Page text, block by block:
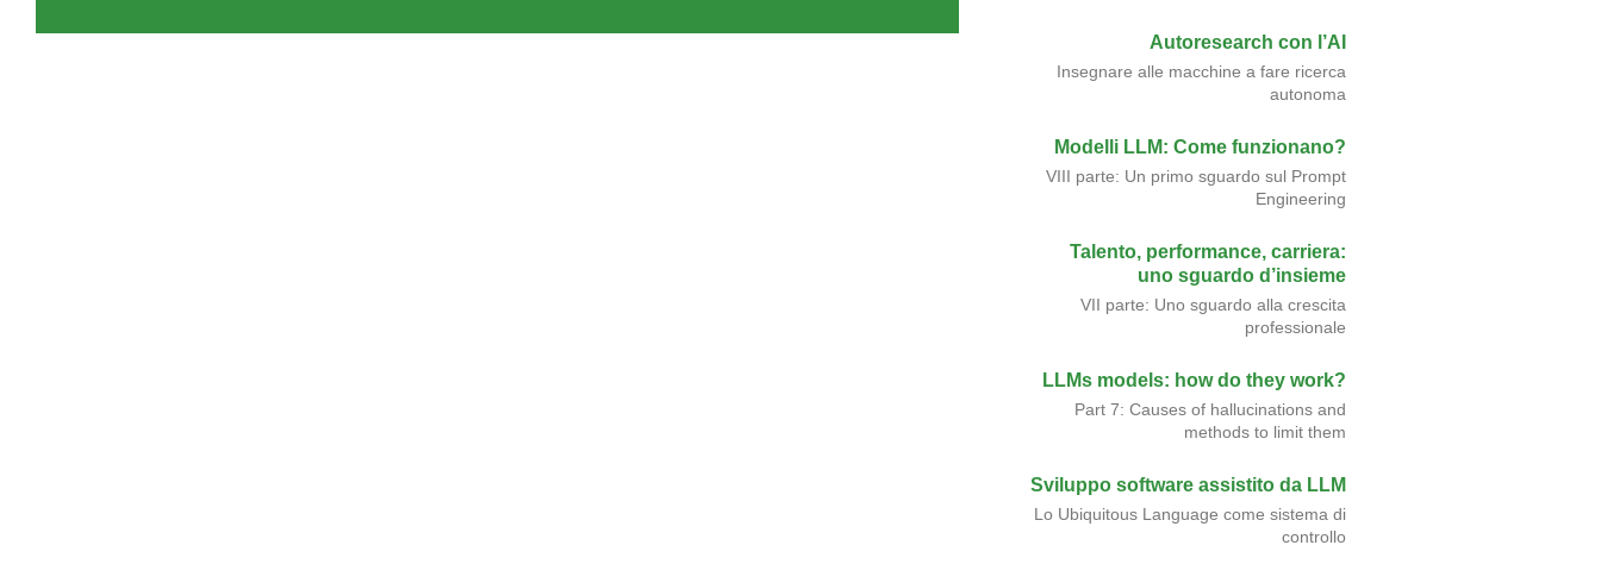
Autoresearch con l’AI
Insegnare alle macchine a fare ricerca
autonoma
Modelli LLM: Come funzionano?
VIII parte: Un primo sguardo sul Prompt
Engineering
Talento, performance, carriera:
uno sguardo d’insieme
VII parte: Uno sguardo alla crescita
professionale
LLMs models: how do they work?
Part 7: Causes of hallucinations and
methods to limit them
Sviluppo software assistito da LLM
Lo Ubiquitous Language come sistema di
controllo